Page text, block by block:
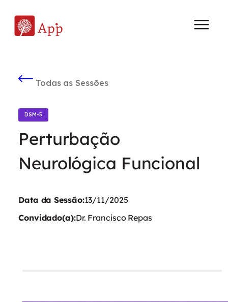
Todas as Sessões
DSM-5
Perturbação
Neurológica Funcional
Data da Sessão:13/11/2025
Convidado(a):Dr. Francisco Repas